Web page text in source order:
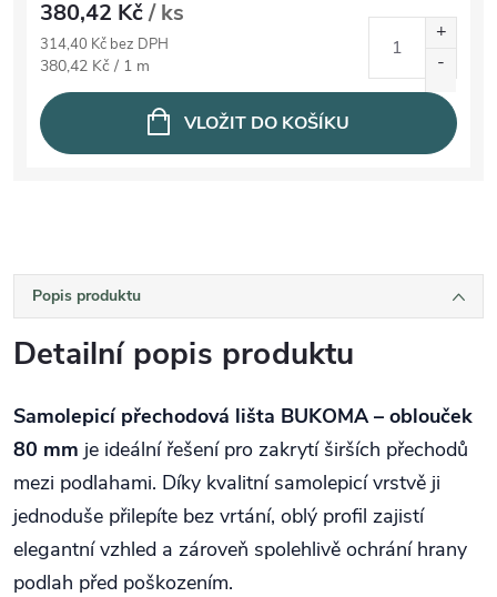
380,42 Kč/ ks
314,40 Kč bez DPH
Měrná cena:
380,42 Kč / 1 m
VLOŽIT DO KOŠÍKU
Popis produktu
Detailní popis produktu
Samolepicí přechodová lišta BUKOMA – oblouček
80 mm je ideální řešení pro zakrytí širších přechodů
mezi podlahami. Díky kvalitní samolepicí vrstvě ji
jednoduše přilepíte bez vrtání, oblý profil zajistí
elegantní vzhled a zároveň spolehlivě ochrání hrany
podlah před poškozením.